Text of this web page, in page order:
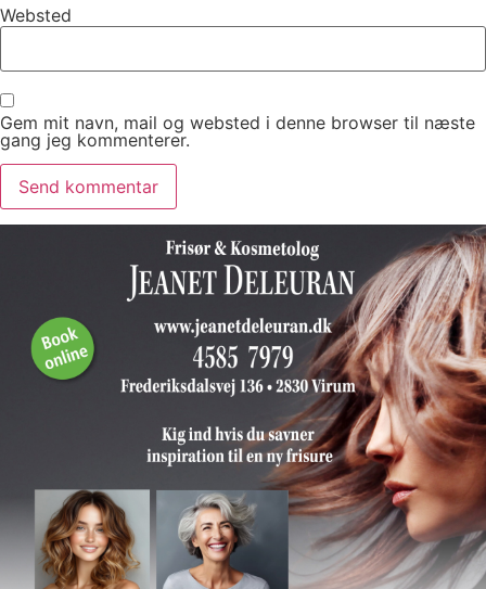
Websted
Gem mit navn, mail og websted i denne browser til næste
gang jeg kommenterer.